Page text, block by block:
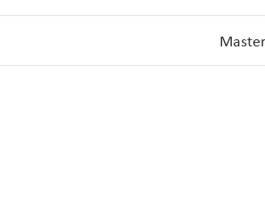
Master